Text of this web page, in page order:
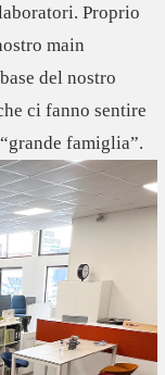
Proprio
main
del nostro
ci fanno sentire
famiglia”.